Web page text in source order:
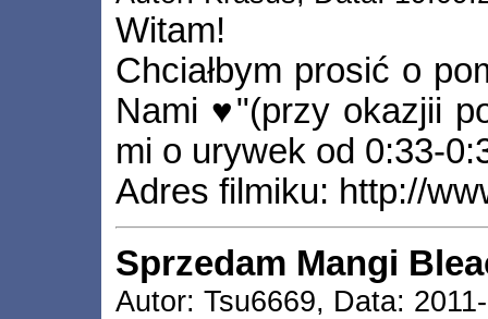
Witam!
Chciałbym prosić o
Nami ♥"(przy okazjii
mi o urywek od 0:33-
Adres filmiku: http://
Sprzedam Mangi
Autor: Tsu6669, Data: